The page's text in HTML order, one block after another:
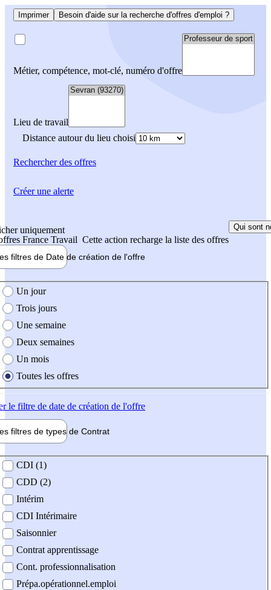
Imprimer Besoin d'aide sur la recherche d'offres d'emploi ?
Métier, compétence, mot-clé, numéro d'offre
Lieu de travail
Distance autour du lieu choisi
Rechercherdes offres
uniquement
France Travail Cette action recharge la liste des offres
Qui sont
filtres de Date de création de l'offre
création de l'offre
Un jour
Trois jours
Une semaine
Deux semaines
Un mois
Toutes les offres
le filtre de date de création de l'offre
filtres de types de Contrat
contrat
CDI (1)
CDD (2)
Intérim
CDI Intérimaire
Saisonnier
Contrat apprentissage
Cont. professionnalisation
Prépa.opérationnel.emploi
Créer une alerte